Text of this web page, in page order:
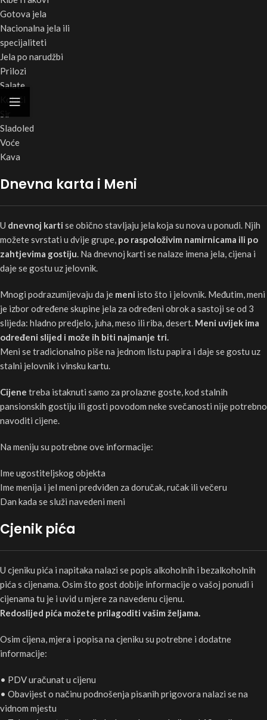
Gotova jela
Nacionalna jela ili
specijaliteti
Jela po narudžbi
Prilozi
Salate
Kolači
Sladoled
Voće
Kava
Dnevna karta i Meni
U dnevnoj karti se obično stavljaju jela koja su nova u ponudi. Njih
možete svrstati u dvije grupe, po raspoloživim namirnicama ili po
zahtjevima gostiju. Na dnevnoj karti se nalaze imena jela, cijena i
daje se gostu uz jelovnik.
Mnogi podrazumijevaju da je meni isto što i jelovnik. Međutim, meni
je izbor određene skupine jela za određeni obrok a sastoji se od 3
slijeda: hladno predjelo, juha, meso ili riba, desert. Meni uvijek ima
određeni slijed i može ih biti najmanje tri.
Meni se tradicionalno piše na jednom listu papira i daje se gostu uz
stalni jelovnik i vinsku kartu.
Cijene treba istaknuti samo za prolazne goste, kod stalnih
pansionskih gostiju ili gosti povodom neke svečanosti nije potrebno
navoditi cijene.
Na meniju su potrebne ove informacije:
Ime ugostiteljskog objekta
Ime menija i jel meni predviđen za doručak, ručak ili večeru
Dan kada se služi navedeni meni
Cjenik pića
U cjeniku pića i napitaka nalazi se popis alkoholnih i bezalkoholnih
pića s cijenama. Osim što gost dobije informacije o vašoj ponudi i
cijenama tu je i uvid u mjere za navedenu cijenu.
Redoslijed pića možete prilagoditi vašim željama.
Osim cijena, mjera i popisa na cjeniku su potrebne i dodatne
informacije:
• PDV uračunat u cijenu
• Obavijest o načinu podnošenja pisanih prigovora nalazi se na
vidnom mjestu